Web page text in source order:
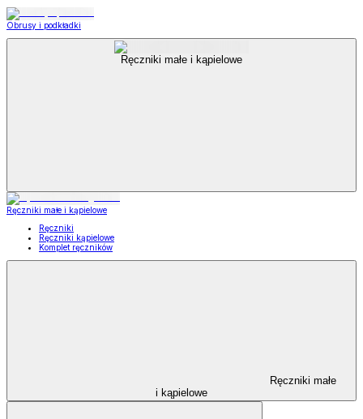
Obrusy i podkładki
Ręczniki małe i kąpielowe
Ręczniki małe i kąpielowe
Ręczniki
Ręczniki kąpielowe
Komplet ręczników
Ręczniki małe
i kąpielowe